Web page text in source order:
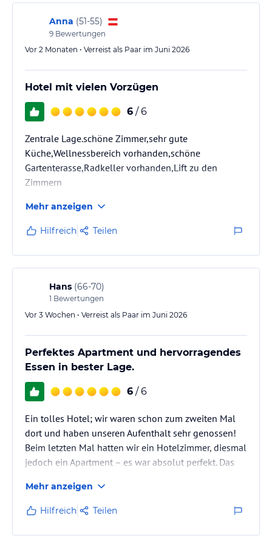
Sport und Unterhaltung
Im Wochenprogramm der Region Alpbachtal findet jeder seine
individuellen Aktivitäten:
Familien- und Kinderprogramm im Sommer und Winter.
Im Sommer auf Anfrage
Und das Beste: Unser Gäste genießen einen besonderen Vorteil:
Mit der ALPBACHTAL CARD kommen Sie automatisch in den
Genuss von exklusiven Leistungen!
Die ALPBACHTAL CARD ist bereits ab der ersten Übernachtung
Ob Groß oder Klein - die Card bietet zahlreiche Möglichkeiten das
Alpbachtal zu erkunden:
* Im Sommer freie Fahrt mit den angegebenen Bergbahnen,
* Im Winter Busfahrten in der Region, Schneeschuhwanderung,
Fackelwanderung, Loipenbenutzung, Museen & Kultur,
Vorteilspreise, und vieles mehr.
Änderungen vorbehalten!
* Parkplatz beim Hotel
* W-Lan
* Skiraum & Skischuhtrockner
kostenlos mit unserem Hotelbus vom Bahnhof Brixlegg oder
Anna (51-55)
9 Bewertungen
Vor 2 Monaten • Verreist als Paar im Juni 2026
Hotel mit vielen Vorzügen
6 / 6
Zentrale Lage.schöne Zimmer,sehr gute
Küche,Wellnessbereich vorhanden,schöne
Gartenterasse,Radkeller vorhanden,Lift zu den
Zimmern
Mehr anzeigen
Hilfreich Teilen
Hans (66-70)
1 Bewertungen
Vor 3 Wochen • Verreist als Paar im Juni 2026
Perfektes Apartment und hervorragendes
Essen in bester Lage.
6 / 6
Ein tolles Hotel; wir waren schon zum zweiten Mal
dort und haben unseren Aufenthalt sehr genossen!
Beim letzten Mal hatten wir ein Hotelzimmer, diesmal
jedoch ein Apartment – ​​es war absolut perfekt. Das
offen, und auch das Abendessen war durchweg gut.
Es standen jeweils zwei Hauptgerichte zur Auswahl,
und wir haben immer etwas gefunden, das uns
schmeckte! Das Hotel liegt direkt im Ort, mit einer
Mehr anzeigen
Hilfreich Teilen